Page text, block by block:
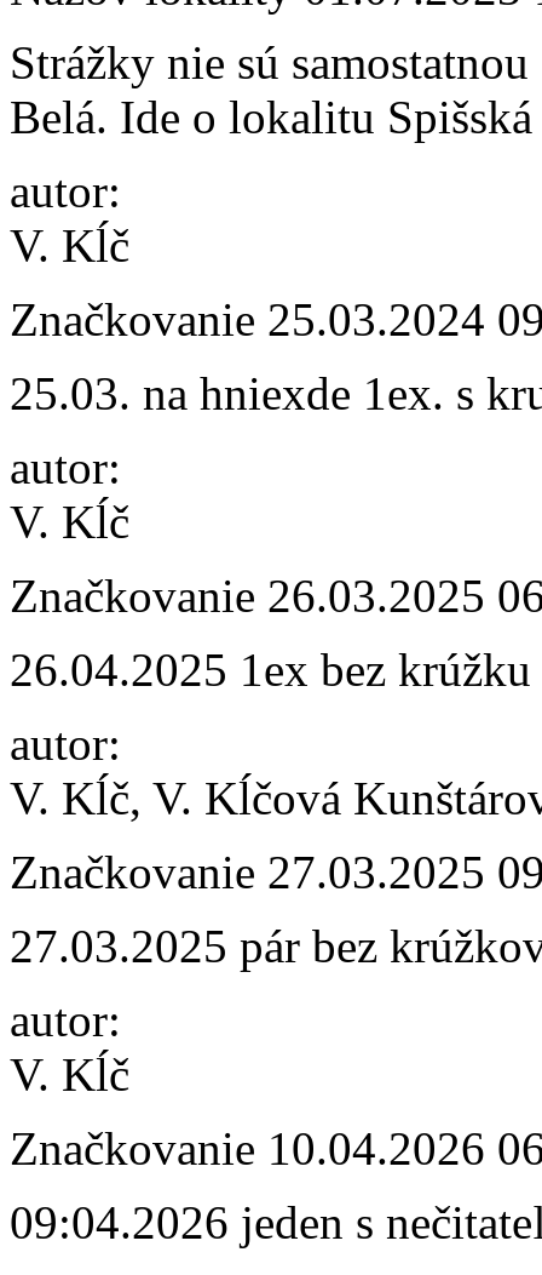
Strážky nie sú
Belá. Ide o lokalitu
autor:
V. Kĺč
Značkovanie 25.03.2024
25.03. na hniexde 1ex. s
autor:
V. Kĺč
Značkovanie 26.03.2025
26.04.2025 1ex bez krúžku
autor:
V. Kĺč, V. Kĺčová
Značkovanie 27.03.2025
27.03.2025 pár bez
autor:
V. Kĺč
Značkovanie 10.04.2026
09:04.2026 jeden s